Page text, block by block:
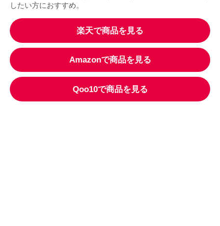
したい方におすすめ。
楽天で商品を見る
Amazonで商品を見る
Qoo10で商品を見る